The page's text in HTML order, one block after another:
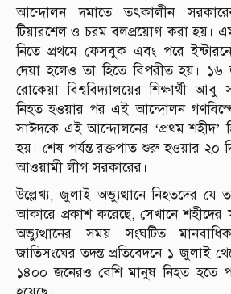
আন্দোলন দমাতে তৎকালীন
টিয়ারশেল ও চরম বলপ্রয়োগ করা হয়।
নিতে প্রথমে ফেসবুক এবং পরে
দেয়া হলেও তা হিতে বিপরীত হয়।
রোকেয়া বিশ্ববিদ্যালয়ের শিক্ষার্থী
নিহত হওয়ার পর এই আন্দোলন
সাঈদকে এই আন্দোলনের ‘প্রথম শহীদ’
হয়। শেষ পর্যন্ত রক্তপাত শুরু হওয়ার ২০
আওয়ামী লীগ সরকারের।
উল্লেখ্য, জুলাই অভ্যুত্থানে নিহতদের যে
আকারে প্রকাশ করেছে, সেখানে
অভ্যুত্থানের সময় সংঘটিত
জাতিসংঘের তদন্ত প্রতিবেদনে ১ জুলাই
১৪০০ জনেরও বেশি মানুষ নিহত হতে